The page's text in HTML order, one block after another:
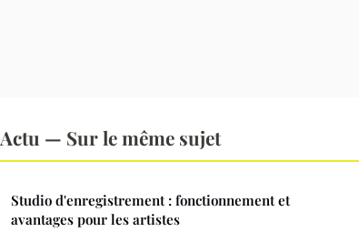
Actu — Sur le même sujet
Studio d'enregistrement : fonctionnement et
avantages pour les artistes